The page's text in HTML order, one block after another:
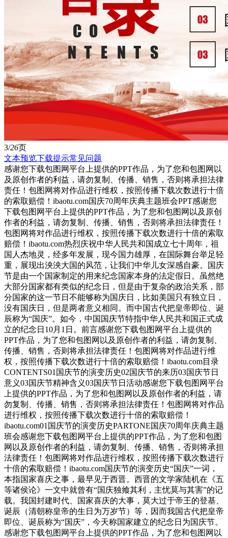
3/26页
文本预览下载提示常见问题
感谢您下载包图网平台上提供的PPT作品，为了您和包图网以
及原创作者的利益，请勿复制、传播、销售，否则将承担法律
责任！包图网将对作品进行维权，按照传播下载次数进行十倍
的索取赔偿！ibaotu.com国庆70周年庆典主题班会PPT感谢您
下载包图网平台上提供的PPT作品，为了您和包图网以及原创
作者的利益，请勿复制、传播、销售，否则将承担法律责任！
包图网将对作品进行维权，按照传播下载次数进行十倍的索取
赔偿！ibaotu.com热烈庆祝中华人民共和国成立七十周年，祖
国人杰地灵，经多年发展，现今国力雄厚，在国际舞台举足轻
重，展现出泱泱大国的风范，让我们中华儿女深感自豪。国庆
节是由一个国家制定的用来纪念国家本身的法定假日。虽然绝
大部分国家都有类似的纪念日，但是由于复杂的政治关系，部
分国家的这一节日不能够称为国庆日，比如美国只有独立日，
没有国庆日，但是两者意义相同。而中国古代把皇帝即位、诞
辰称为“国庆”。如今，中国国庆节特指中华人民共和国正式成
立的纪念日10月1日。前言感谢您下载包图网平台上提供的
PPT作品，为了您和包图网以及原创作者的利益，请勿复制、
传播、销售，否则将承担法律责任！包图网将对作品进行维
权，按照传播下载次数进行十倍的索取赔偿！ibaotu.com目录
CONTENTS01国庆节的演变历史02国庆节的来历03国庆节日
意义03国庆节精神含义03国庆节日活动感谢您下载包图网平台
上提供的PPT作品，为了您和包图网以及原创作者的利益，请
勿复制、传播、销售，否则将承担法律责任！包图网将对作品
进行维权，按照传播下载次数进行十倍的索取赔偿！
ibaotu.com01国庆节的演变历史PARTONE国庆70周年庆典主题
班会感谢您下载包图网平台上提供的PPT作品，为了您和包图
网以及原创作者的利益，请勿复制、传播、销售，否则将承担
法律责任！包图网将对作品进行维权，按照传播下载次数进行
十倍的索取赔偿！ibaotu.com国庆节的演变历史“国庆”一词，
本指国家喜庆之事，最早见于西晋。西晋的文学家陆机在《五
等诸侯论》一文中就曾有“国庆独飨其利，主忧莫与其害”的记
载。我国封建时代、国家喜庆的大事，莫大过于帝王的登基、
诞辰（清朝称皇帝的生日为万岁节）等，因而我国古代把皇帝
即位、诞辰称为“国庆”，今天称国家建立的纪念日为国庆节。
感谢您下载包图网平台上提供的PPT作品，为了您和包图网以